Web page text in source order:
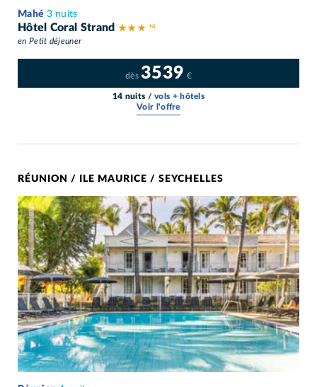
Mahé 3 nuits
Hôtel Coral Strand ★ ★ ★
en Petit déjeuner
dès3539 €
14 nuits / vols + hôtels
Voir l'offre
RÉUNION / ILE MAURICE / SEYCHELLES